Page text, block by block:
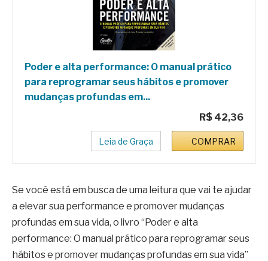
Poder e alta performance: O manual prático
para reprogramar seus hábitos e promover
mudanças profundas em...
R$ 42,36
Leia de Graça COMPRAR
Se você está em busca de uma leitura que vai te ajudar
a elevar sua performance e promover mudanças
profundas em sua vida, o livro “Poder e alta
performance: O manual prático para reprogramar seus
hábitos e promover mudanças profundas em sua vida”